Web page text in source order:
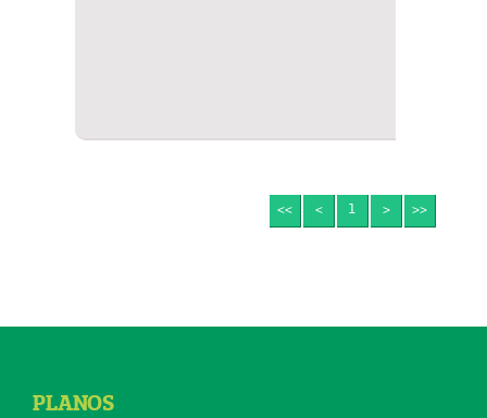
<< < 1 > >>
PLANOS